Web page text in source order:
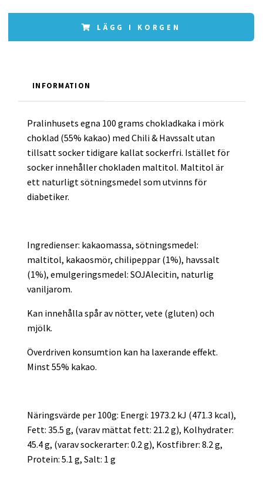
LÄGG I KORGEN
INFORMATION
Pralinhusets egna 100 grams chokladkaka i mörk
choklad (55% kakao) med Chili & Havssalt utan
tillsatt socker tidigare kallat sockerfri. Istället för
socker innehåller chokladen maltitol. Maltitol är
ett naturligt sötningsmedel som utvinns för
diabetiker.
Ingredienser: kakaomassa, sötningsmedel:
maltitol, kakaosmör, chilipeppar (1%), havssalt
(1%), emulgeringsmedel: SOJAlecitin, naturlig
vaniljarom.
Kan innehålla spår av nötter, vete (gluten) och
mjölk.
Överdriven konsumtion kan ha laxerande effekt.
Minst 55% kakao.
Näringsvärde per 100g: Energi: 1973.2 kJ (471.3 kcal),
Fett: 35.5 g, (varav mättat fett: 21.2 g), Kolhydrater:
45.4 g, (varav sockerarter: 0.2 g), Kostfibrer: 8.2 g,
Protein: 5.1 g, Salt: 1 g